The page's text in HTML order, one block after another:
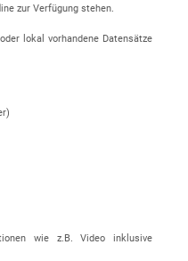
zur Verfügung stehen.
lokal vorhandene Datensätze
wie z.B. Video inklusive